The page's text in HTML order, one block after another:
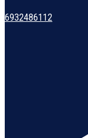
6932486112